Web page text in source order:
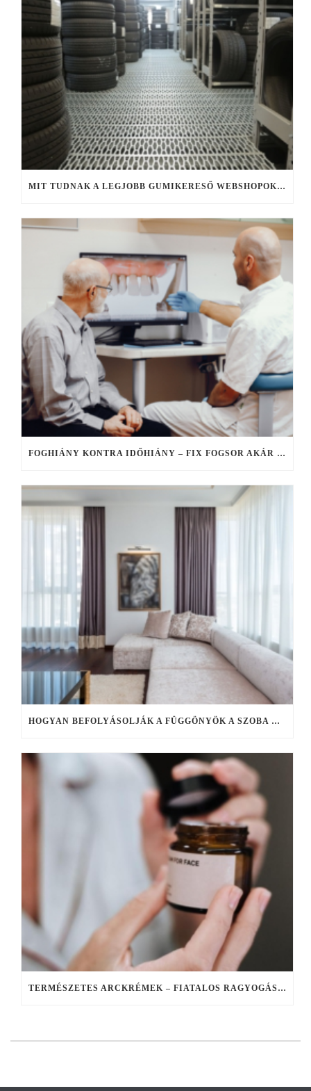
MIT TUDNAK A LEGJOBB GUMIKERESŐ WEBSHOPOK, ÉS MIRE FIGYELJ KERESÉS KÖZBEN?
FOGHIÁNY KONTRA IDŐHIÁNY – FIX FOGSOR AKÁR EGY NAP ALATT, HA NINCS IDŐ ELHÚZÓDÓ KEZELÉSEKRE
HOGYAN BEFOLYÁSOLJÁK A FÜGGÖNYÖK A SZOBA HANGULATÁT?
TERMÉSZETES ARCKRÉMEK – FIATALOS RAGYOGÁS A TERMÉSZET EREJÉVEL